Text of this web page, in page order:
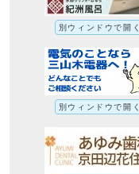
別ウィンドウで開く
別ウィンドウで開く